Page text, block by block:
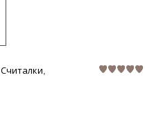
Считалки,